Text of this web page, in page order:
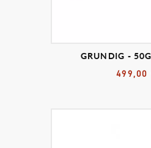
GRUNDIG -
499,00